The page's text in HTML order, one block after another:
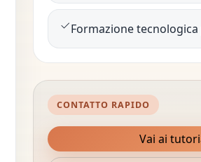
Formazione
CONTATTO RAPIDO
Vai ai